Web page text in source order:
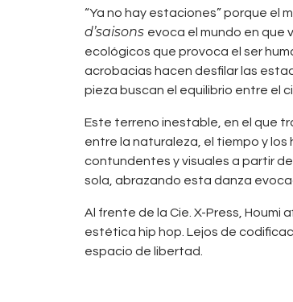
“Ya no hay estaciones” porque el
d’saisons evoca el mundo en que
ecológicos que provoca el ser
acrobacias hacen desfilar las
pieza buscan el equilibrio entre el
Este terreno inestable, en el que
entre la naturaleza, el tiempo y
contundentes y visuales a partir de
sola, abrazando esta danza
Al frente de la Cie. X-Press, Houmi
estética hip hop. Lejos de
espacio de libertad.